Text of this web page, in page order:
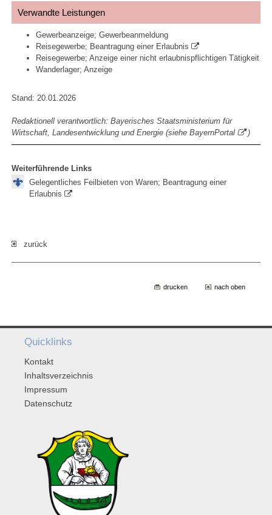
Verwandte Leistungen
Gewerbeanzeige; Gewerbeanmeldung
Reisegewerbe; Beantragung einer Erlaubnis
Reisegewerbe; Anzeige einer nicht erlaubnispflichtigen Tätigkeit
Wanderlager; Anzeige
Stand: 20.01.2026
Redaktionell verantwortlich: Bayerisches Staatsministerium für
Wirtschaft, Landesentwicklung und Energie (sieheBayernPortal )
Weiterführende Links
Gelegentliches Feilbieten von Waren; Beantragung einer
Erlaubnis
zurück
drucken nach oben
Quicklinks
Kontakt
Inhaltsverzeichnis
Impressum
Datenschutz